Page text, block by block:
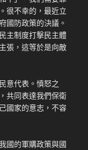
很不幸的，最近立
國防政策的決議。
主制度打擊民主體
張，這等於是向敵
意代表。憤怒之
共同表達我們保衛
國家的意志，不容
國的軍購政策與國